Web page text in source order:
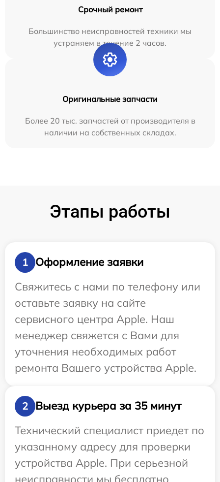
Срочный ремонт
Большинство неисправностей техники мы
устраняем в течение 2 часов.
Оригинальные запчасти
Более 20 тыс. запчастей от производителя в
наличии на собственных складах.
Этапы работы
1
Оформление заявки
Свяжитесь с нами по телефону или
оставьте заявку на сайте
сервисного центра Apple. Наш
менеджер свяжется с Вами для
уточнения необходимых работ
ремонта Вашего устройства Apple.
2
Выезд курьера за 35 минут
Технический специалист приедет по
указанному адресу для проверки
устройства Apple. При серьезной
неисправности мы бесплатно